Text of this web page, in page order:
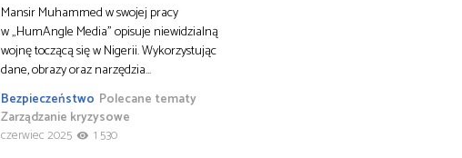
Mansir Muhammed w swojej pracy
w „HumAngle Media” opisuje niewidzialną
wojnę toczącą się w Nigerii. Wykorzystując
dane, obrazy oraz narzędzia…
Bezpieczeństwo Polecane tematy
Zarządzanie kryzysowe
czerwiec 2025
1 530